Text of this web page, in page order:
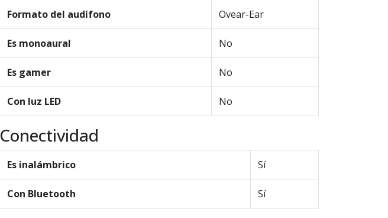
Formato del audífono Ovear-Ear
Es monoaural No
Es gamer No
Con luz LED No
Conectividad
Es inalámbrico Sí
Con Bluetooth Sí